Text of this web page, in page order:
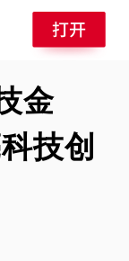
金
技创